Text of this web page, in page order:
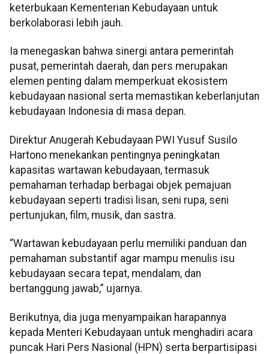
keterbukaan Kementerian Kebudayaan untuk
berkolaborasi lebih jauh.
Ia menegaskan bahwa sinergi antara pemerintah
pusat, pemerintah daerah, dan pers merupakan
elemen penting dalam memperkuat ekosistem
kebudayaan nasional serta memastikan keberlanjutan
kebudayaan Indonesia di masa depan.
Direktur Anugerah Kebudayaan PWI Yusuf Susilo
Hartono menekankan pentingnya peningkatan
kapasitas wartawan kebudayaan, termasuk
pemahaman terhadap berbagai objek pemajuan
kebudayaan seperti tradisi lisan, seni rupa, seni
pertunjukan, film, musik, dan sastra.
“Wartawan kebudayaan perlu memiliki panduan dan
pemahaman substantif agar mampu menulis isu
kebudayaan secara tepat, mendalam, dan
bertanggung jawab,” ujarnya.
Berikutnya, dia juga menyampaikan harapannya
kepada Menteri Kebudayaan untuk menghadiri acara
puncak Hari Pers Nasional (HPN) serta berpartisipasi